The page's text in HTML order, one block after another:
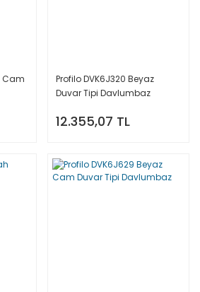
Cam
Profilo DVK6J320 Beyaz
Duvar Tipi Davlumbaz
12.355,07 TL